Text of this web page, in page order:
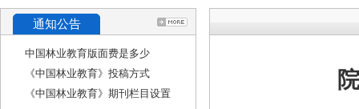
通知公告
中国林业教育版面费是多少
《中国林业教育》投稿方式
《中国林业教育》期刊栏目设置